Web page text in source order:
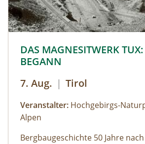
13 km bei 470 m im Aufstieg und
Abstieg zurück.
DAS MAGNESITWERK
BEGANN
7. Aug. | Tirol
Veranstalter: Hochgebirgs-
Alpen
Bergbaugeschichte 50 Jahre